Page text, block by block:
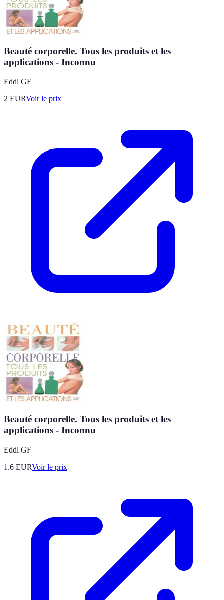
Beauté corporelle. Tous les produits et les
applications - Inconnu
Eddl GF
2 EURVoir le prix
Beauté corporelle. Tous les produits et les
applications - Inconnu
Eddl GF
1.6 EURVoir le prix